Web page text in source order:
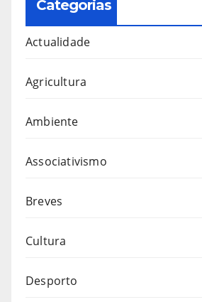
Categorias
Actualidade
Agricultura
Ambiente
Associativismo
Breves
Cultura
Desporto